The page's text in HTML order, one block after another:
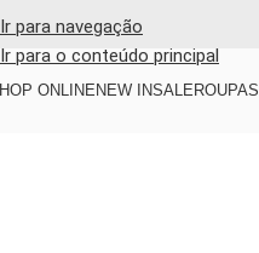
Ir para navegação
Ir para o conteúdo principal
ONLINE NEW INSALE ROUPAS